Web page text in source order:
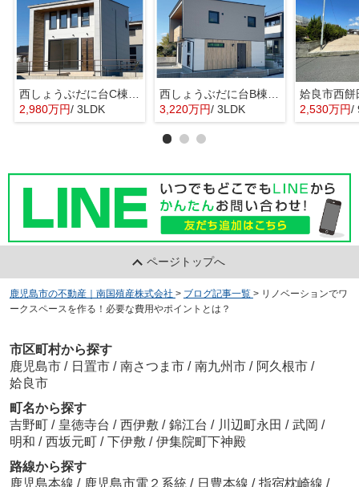
2,980万円/ 3LDK
3,220万円/ 3LDK
姶良市西
2,530万円/
ページトップへ
鹿児島市の不動産｜南国殖産株式会社 > ブログ記事一覧 > リノベーションでワ
ークスペースを作る！必要な費用やポイントとは？
市区町村から探す
鹿児島市 / 日置市 / 南さつま市 / 南九州市 / 阿久根市 /
姶良市
町名から探す
吉野町 / 皇徳寺台 / 西伊敷 / 錦江台 / 川辺町永田 / 武岡 /
明和 / 西坂元町 / 下伊敷 / 伊集院町下神殿
路線から探す
鹿児島本線 / 鹿児島市電２系統 / 日豊本線 / 指宿枕崎線 /